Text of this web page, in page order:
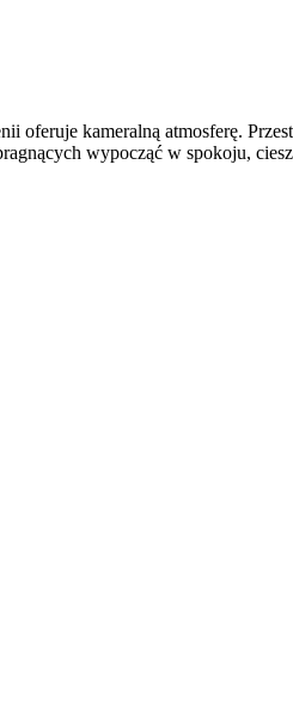
oferuje kameralną atmosferę.
wypocząć w spokoju,